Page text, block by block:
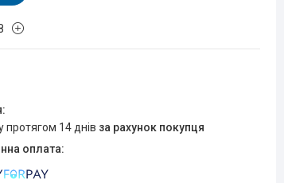
протягом 14 днів за рахунок покупця